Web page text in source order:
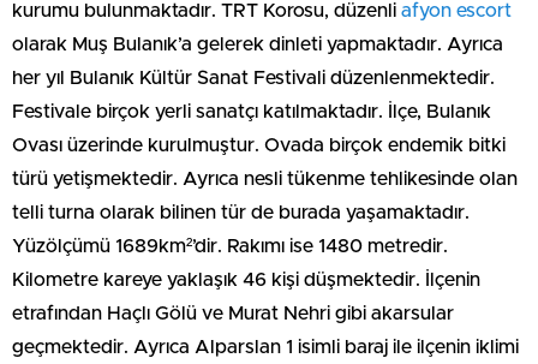
kurumu bulunmaktadır. TRT Korosu, düzenli afyon escort
olarak Muş Bulanık’a gelerek dinleti yapmaktadır. Ayrıca
her yıl Bulanık Kültür Sanat Festivali düzenlenmektedir.
Festivale birçok yerli sanatçı katılmaktadır. İlçe, Bulanık
Ovası üzerinde kurulmuştur. Ovada birçok endemik bitki
türü yetişmektedir. Ayrıca nesli tükenme tehlikesinde olan
telli turna olarak bilinen tür de burada yaşamaktadır.
Yüzölçümü 1689km²’dir. Rakımı ise 1480 metredir.
Kilometre kareye yaklaşık 46 kişi düşmektedir. İlçenin
etrafından Haçlı Gölü ve Murat Nehri gibi akarsular
geçmektedir. Ayrıca Alparslan 1 isimli baraj ile ilçenin iklimi